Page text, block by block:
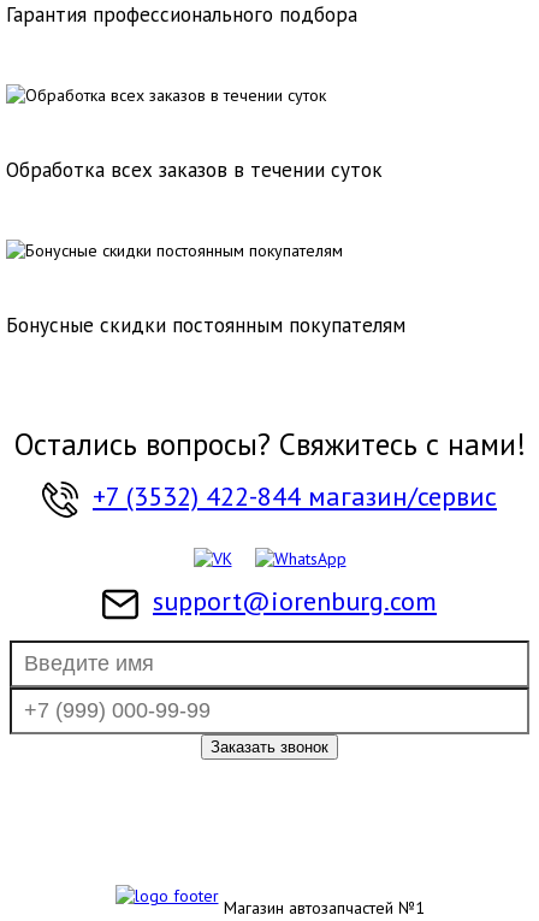
Гарантия профессионального подбора
Обработка всех заказов в течении суток
Бонусные скидки постоянным покупателям
Остались вопросы? Свяжитесь с нами!
+7 (3532) 422-844 магазин/сервис
support@iorenburg.com
Магазин автозапчастей №1